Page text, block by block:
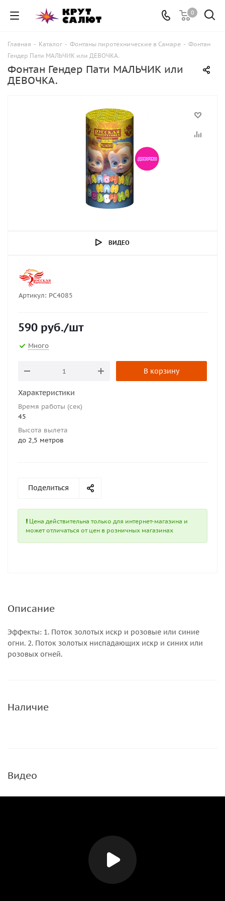
0
Главная - Каталог - Фонтаны пиротехнические в Самаре - Фонтан
Гендер Пати МАЛЬЧИК или ДЕВОЧКА.
Фонтан Гендер Пати МАЛЬЧИК или
ДЕВОЧКА.
ВИДЕО
Артикул: РС4085
590 руб./шт
Много
В корзину
Характеристики
Время работы (сек)
45
Высота вылета
до 2,5 метров
Поделиться
Цена действительна только для интернет-магазина и
может отличаться от цен в розничных магазинах
Описание
Эффекты: 1. Поток золотых искр и розовые или синие
огни. 2. Поток золотых ниспадающих искр и синих или
розовых огней.
Наличие
Видео